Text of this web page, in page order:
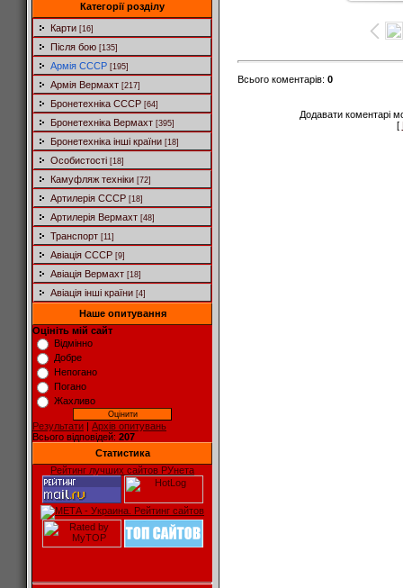
Категорії розділу
Карти [16]
Після бою [135]
Армія СССР [195]
Армія Вермахт [217]
Бронетехніка СССР [64]
Бронетехніка Вермахт [395]
Бронетехніка інші країни [18]
Особистості [18]
Камуфляж техніки [72]
Артилерія СССР [18]
Артилерія Вермахт [48]
Транспорт [11]
Авіація СССР [9]
Авіація Вермахт [18]
Авіація інші країни [4]
Наше опитування
Оцініть мій сайт
Відмінно
Добре
Непогано
Погано
Жахливо
Результати | Архів опитувань
Всього відповідей: 207
Статистика
Рейтинг лучших сайтов РУнета
Всього коментарів: 0
Додавати коментарі
[